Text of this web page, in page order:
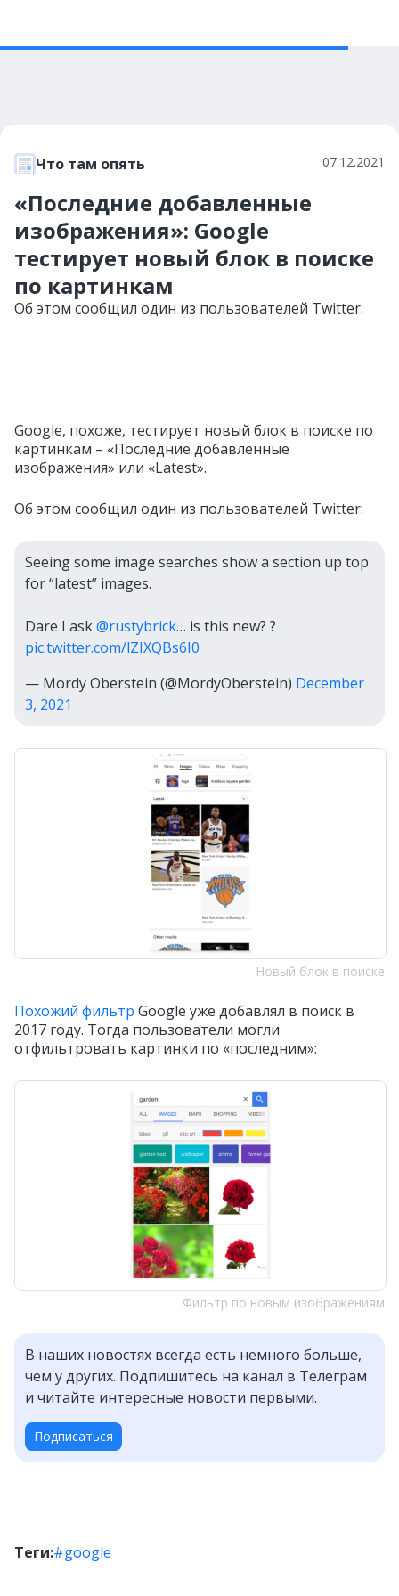
Что там опять 07.12.2021
«Последние добавленные
изображения»: Google
тестирует новый блок в поиске
по картинкам
Об этом сообщил один из пользователей Twitter.
Google, похоже, тестирует новый блок в поиске по
картинкам – «Последние добавленные
изображения» или «Latest».
Об этом сообщил один из пользователей Twitter:
Seeing some image searches show a section up top
for “latest” images.
Dare I ask@rustybrick… is this new? ?
pic.twitter.com/lZIXQBs6I0
— Mordy Oberstein (@MordyOberstein) December
3, 2021
Новый блок в поиске
Похожий фильтр Google уже добавлял в поиск в
2017 году. Тогда пользователи могли
отфильтровать картинки по «последним»:
Фильтр по новым изображениям
В наших новостях всегда есть немного больше,
чем у других. Подпишитесь на канал в Телеграм
и читайте интересные новости первыми.
Подписаться
Теги:#google